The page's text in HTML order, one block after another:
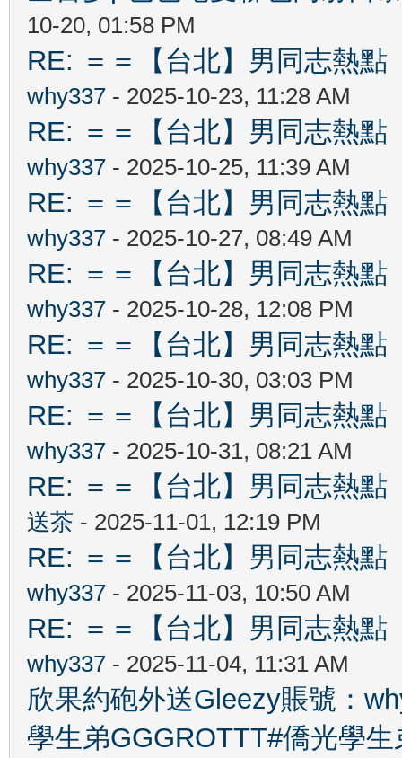
10-20, 01:58 PM
RE: ＝＝【台北】男同志熱
why337 - 2025-10-23, 11:28 AM
RE: ＝＝【台北】男同志熱
why337 - 2025-10-25, 11:39 AM
RE: ＝＝【台北】男同志熱
why337 - 2025-10-27, 08:49 AM
RE: ＝＝【台北】男同志熱
why337 - 2025-10-28, 12:08 PM
RE: ＝＝【台北】男同志熱
why337 - 2025-10-30, 03:03 PM
RE: ＝＝【台北】男同志熱
why337 - 2025-10-31, 08:21 AM
RE: ＝＝【台北】男同志熱
送茶 - 2025-11-01, 12:19 PM
RE: ＝＝【台北】男同志熱
why337 - 2025-11-03, 10:50 AM
RE: ＝＝【台北】男同志熱
why337 - 2025-11-04, 11:31 AM
欣果約砲外送Gleezy賬號：
學生弟GGGROTTT#僑光學